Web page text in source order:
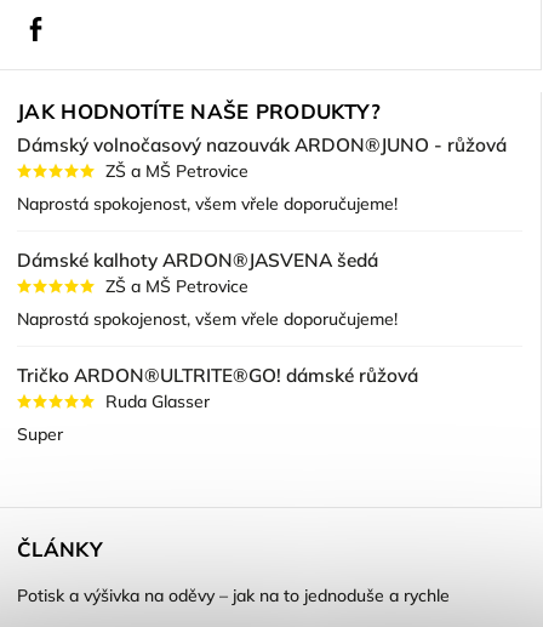
JAK HODNOTÍTE NAŠE PRODUKTY?
Dámský volnočasový nazouvák ARDON®JUNO - růžová
ZŠ a MŠ Petrovice
Naprostá spokojenost, všem vřele doporučujeme!
Dámské kalhoty ARDON®JASVENA šedá
ZŠ a MŠ Petrovice
Naprostá spokojenost, všem vřele doporučujeme!
Tričko ARDON®ULTRITE®GO! dámské růžová
Ruda Glasser
Super
ČLÁNKY
Potisk a výšivka na oděvy – jak na to jednoduše a rychle